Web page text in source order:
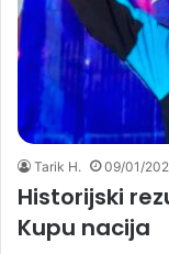
Tarik H. 09/01/
Historijski
Kupu nacija